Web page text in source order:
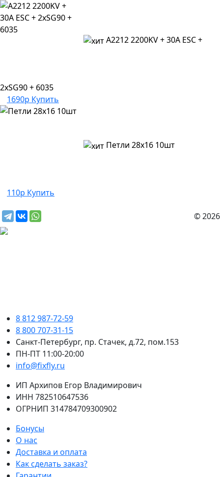
A2212 2200KV + 30A ESC +
2xSG90 + 6035
1690р Купить
Петли 28х16 10шт
110р Купить
© 2026
8 812 987-72-59
8 800 707-31-15
Санкт-Петербург, пр. Стачек, д.72, пом.153
ПН-ПТ 11:00-20:00
info@fixfly.ru
ИП Архипов Егор Владимирович
ИНН 782510647536
ОГРНИП 314784709300902
Бонусы
О нас
Доставка и оплата
Как сделать заказ?